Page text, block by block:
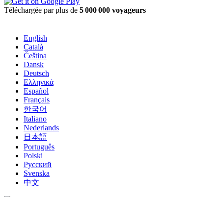
Téléchargée par plus de 5 000 000 voyageurs
English
Català
Čeština
Dansk
Deutsch
Ελληνικά
Español
Français
한국어
Italiano
Nederlands
日本語
Português
Polski
Русский
Svenska
中文